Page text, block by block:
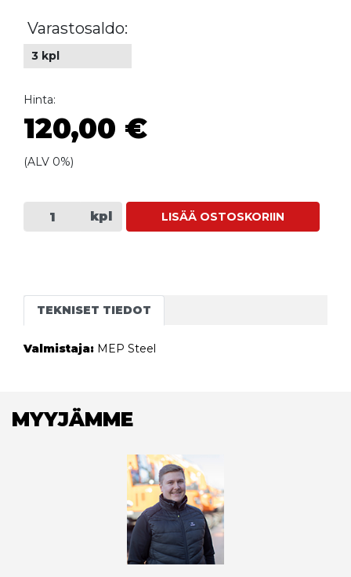
Varastosaldo:
3 kpl
Hinta:
120,00 €
(ALV 0%)
kpl LISÄÄ OSTOSKORIIN
TEKNISET TIEDOT
Valmistaja: MEP Steel
MYYJÄMME